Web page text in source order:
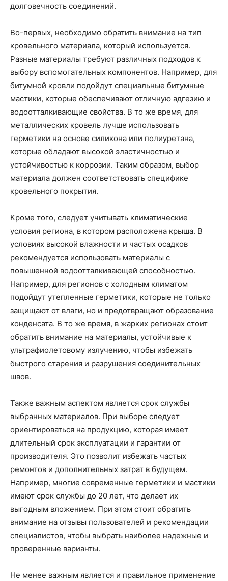
долговечность соединений.
Во-первых, необходимо обратить внимание на тип
кровельного материала, который используется.
Разные материалы требуют различных подходов к
выбору вспомогательных компонентов. Например, для
битумной кровли подойдут специальные битумные
мастики, которые обеспечивают отличную адгезию и
водоотталкивающие свойства. В то же время, для
металлических кровель лучше использовать
герметики на основе силикона или полиуретана,
которые обладают высокой эластичностью и
устойчивостью к коррозии. Таким образом, выбор
материала должен соответствовать специфике
кровельного покрытия.
Кроме того, следует учитывать климатические
условия региона, в котором расположена крыша. В
условиях высокой влажности и частых осадков
рекомендуется использовать материалы с
повышенной водоотталкивающей способностью.
Например, для регионов с холодным климатом
подойдут утепленные герметики, которые не только
защищают от влаги, но и предотвращают образование
конденсата. В то же время, в жарких регионах стоит
обратить внимание на материалы, устойчивые к
ультрафиолетовому излучению, чтобы избежать
быстрого старения и разрушения соединительных
швов.
Также важным аспектом является срок службы
выбранных материалов. При выборе следует
ориентироваться на продукцию, которая имеет
длительный срок эксплуатации и гарантии от
производителя. Это позволит избежать частых
ремонтов и дополнительных затрат в будущем.
Например, многие современные герметики и мастики
имеют срок службы до 20 лет, что делает их
выгодным вложением. При этом стоит обратить
внимание на отзывы пользователей и рекомендации
специалистов, чтобы выбрать наиболее надежные и
проверенные варианты.
Не менее важным является и правильное применение